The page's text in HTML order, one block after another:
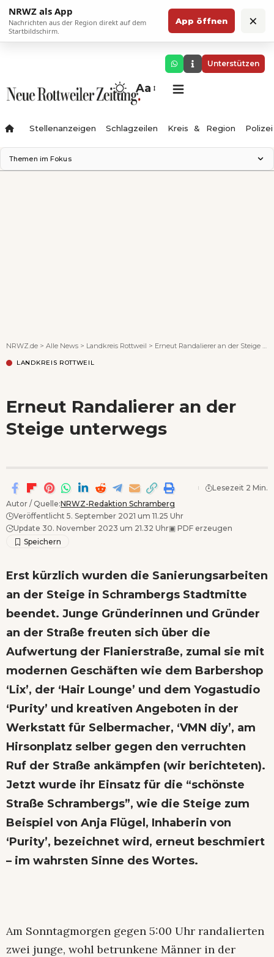
NRWZ als App
Nachrichten aus der Region direkt auf dem
Startbildschirm.
App öffnen ×
Unterstützen
Aa
Stellenanzeigen Schlagzeilen Kreis & Region Polizei
Themen im Fokus
NRWZ.de > Alle News > Landkreis Rottweil > Erneut Randalierer an der Steige unterwegs
LANDKREIS ROTTWEIL
Erneut Randalierer an der
Steige unterwegs
Autor / Quelle:NRWZ-Redaktion Schramberg
Veröffentlicht 5. September 2021 um 11.25 Uhr
Update 30. November 2023 um 21.32 Uhr▣ PDF erzeugen
Lesezeit 2 Min.
Erst kürzlich wurden die Sanierungsarbeiten
an der Steige in Schrambergs Stadtmitte
beendet. Junge Gründerinnen und Gründer
an der Straße freuten sich über die
Aufwertung der Flanierstraße, zumal sie mit
modernen Geschäften wie dem Barbershop
‘Lix’, der ‘Hair Lounge’ und dem Yogastudio
‘Purity’ und kreativen Angeboten in der
Werkstatt für Selbermacher, ‘VMN diy’, am
Hirsonplatz selber gegen den verruchten
Ruf der Straße ankämpfen (wir berichteten).
Jetzt wurde ihr Einsatz für die “schönste
Straße Schrambergs”, wie die Steige zum
Beispiel von Anja Flügel, Inhaberin von
‘Purity’, bezeichnet wird, erneut beschmiert
– im wahrsten Sinne des Wortes.
Am Sonntagmorgen gegen 5:00 Uhr randalierten
zwei junge, wohl betrunkene Männer in der